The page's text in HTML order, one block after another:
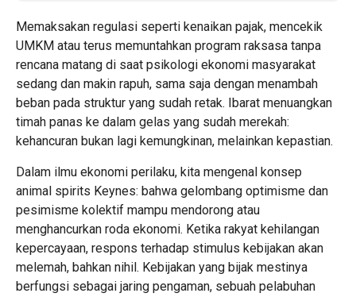
Memaksakan regulasi seperti kenaikan pajak, mencekik
UMKM atau terus memuntahkan program raksasa tanpa
rencana matang di saat psikologi ekonomi masyarakat
sedang dan makin rapuh, sama saja dengan menambah
beban pada struktur yang sudah retak. Ibarat menuangkan
timah panas ke dalam gelas yang sudah merekah:
kehancuran bukan lagi kemungkinan, melainkan kepastian.
Dalam ilmu ekonomi perilaku, kita mengenal konsep
animal spirits Keynes: bahwa gelombang optimisme dan
pesimisme kolektif mampu mendorong atau
menghancurkan roda ekonomi. Ketika rakyat kehilangan
kepercayaan, respons terhadap stimulus kebijakan akan
melemah, bahkan nihil. Kebijakan yang bijak mestinya
berfungsi sebagai jaring pengaman, sebuah pelabuhan